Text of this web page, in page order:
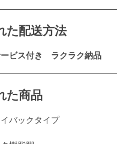
た配送方法
ビス付き ラクラク納品
た商品
バックタイプ